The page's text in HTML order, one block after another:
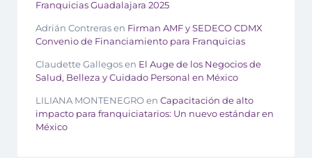
Franquicias Guadalajara 2025
Adrián Contrerasen Firman AMF y SEDECO CDMX
Convenio de Financiamiento para Franquicias
Claudette Gallegosen El Auge de los Negocios de
Salud, Belleza y Cuidado Personal en México
LILIANA MONTENEGROen Capacitación de alto
impacto para franquiciatarios: Un nuevo estándar en
México